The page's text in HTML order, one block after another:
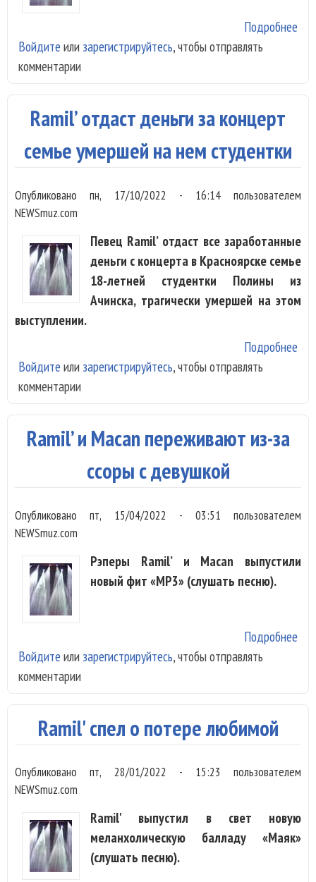
Подробнее
Войдите или зарегистрируйтесь, чтобы отправлять
комментарии
Ramil’ отдаст деньги за концерт
семье умершей на нем студентки
Опубликованопн, 17/10/2022 - 16:14пользователем
NEWSmuz.com
Певец Ramil’ отдаст все заработанные
деньги с концерта в Красноярске семье
18-летней студентки Полины из
Ачинска, трагически умершей на этом
выступлении.
Подробнее
Войдите или зарегистрируйтесь, чтобы отправлять
комментарии
Ramil’ и Macan переживают из-за
ссоры с девушкой
Опубликованопт, 15/04/2022 - 03:51 пользователем
NEWSmuz.com
Рэперы Ramil’ и Macan выпустили
новый фит «MP3» (слушать песню).
Подробнее
Войдите или зарегистрируйтесь, чтобы отправлять
комментарии
Ramil' спел о потере любимой
Опубликованопт, 28/01/2022 - 15:23 пользователем
NEWSmuz.com
Ramil' выпустил в свет новую
меланхолическую балладу «Маяк»
(слушать песню).